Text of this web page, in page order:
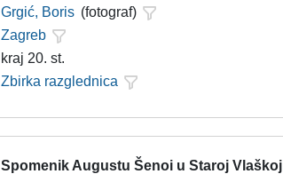
Grgić, Boris (fotograf)
Zagreb
kraj 20. st.
Zbirka razglednica
Spomenik Augustu Šenoi u Staroj Vlaškoj